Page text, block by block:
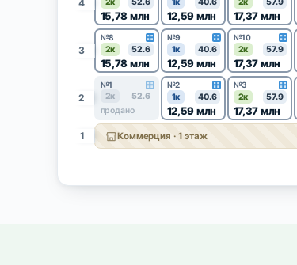
4 2к 52.6
15,78 млн
1к 40.6
12,59 млн
2к 57.9
17,37 млн
3
№8
2к 52.6
15,78 млн
№9
1к 40.6
12,59 млн
№10
2к 57.9
17,37 млн
2
№1
2к
52.6
продано
№2
1к 40.6
12,59 млн
№3
2к 57.9
17,37 млн
1 Коммерция · 1 этаж